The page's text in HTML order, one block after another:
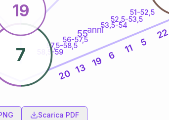
anni
51-52,5
52,5-53,5
53,5-54
56-57,5
57,5-58,5
58,5-59
22
5
11
6
19
13
20
7
19
55anni
Scarica PDF